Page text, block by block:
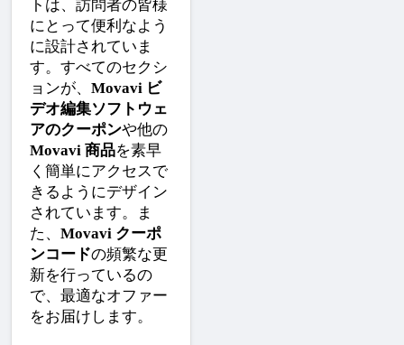
トは、訪問者の皆様
にとって便利なよう
に設計されていま
す。すべてのセクシ
ョンが、 Movavi ビ
デオ編集ソフトウェ
アのクーポンや他の
Movavi 商品を素早
く簡単にアクセスで
きるようにデザイン
されています。ま
た、 Movavi クーポ
ンコードの頻繁な更
新を行っているの
で、最適なオファー
をお届けします。